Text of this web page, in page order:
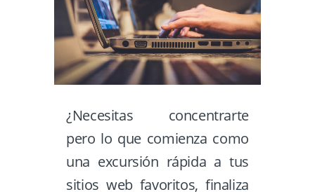
¿Necesitas concentrarte
pero lo que comienza como
una excursión rápida a tus
sitios web favoritos, finaliza